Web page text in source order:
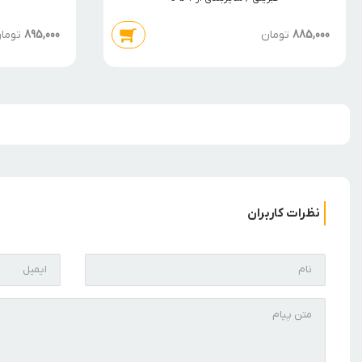
885,000 تومان 895,000
نظرات کاربران